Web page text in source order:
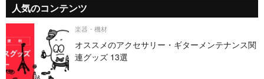
人気のコンテンツ
楽器・機材
オススメのアクセサリー・ギターメンテナンス関
連グッズ 13選